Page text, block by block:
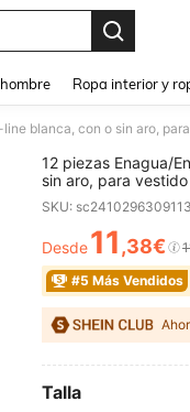
Ropa interior y
blanca, con o sin aro,
12 piezas Enagua/
sin aro, para
otoño
SKU:
PRICE
Desde11,38€
#5 Más Vendidos
Talla